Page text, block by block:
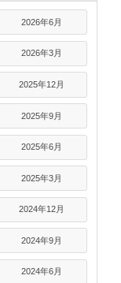
2026年6月
2026年3月
2025年12月
2025年9月
2025年6月
2025年3月
2024年12月
2024年9月
2024年6月